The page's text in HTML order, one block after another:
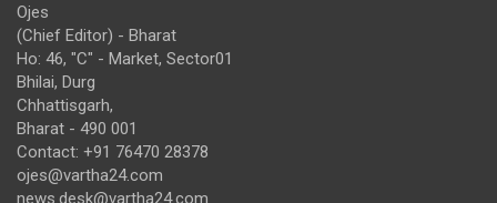
Ojes
(Chief Editor) - Bharat
Ho: 46, "C" - Market, Sector01
Bhilai, Durg
Chhattisgarh,
Bharat - 490 001
Contact: +91 76470 28378
ojes@vartha24.com
news.desk@vartha24.com